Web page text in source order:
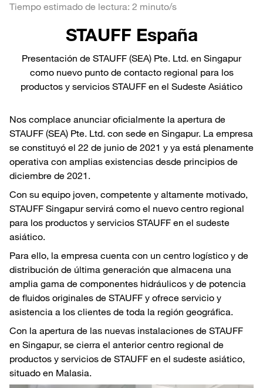
Tiempo estimado de lectura: 2 minuto/s
STAUFF España
Presentación de STAUFF (SEA) Pte. Ltd. en Singapur
como nuevo punto de contacto regional para los
productos y servicios STAUFF en el Sudeste Asiático
Nos complace anunciar oficialmente la apertura de
STAUFF (SEA) Pte. Ltd. con sede en Singapur. La empresa
se constituyó el 22 de junio de 2021 y ya está plenamente
operativa con amplias existencias desde principios de
diciembre de 2021.
Con su equipo joven, competente y altamente motivado,
STAUFF Singapur servirá como el nuevo centro regional
para los productos y servicios STAUFF en el sudeste
asiático.
Para ello, la empresa cuenta con un centro logístico y de
distribución de última generación que almacena una
amplia gama de componentes hidráulicos y de potencia
de fluidos originales de STAUFF y ofrece servicio y
asistencia a los clientes de toda la región geográfica.
Con la apertura de las nuevas instalaciones de STAUFF
en Singapur, se cierra el anterior centro regional de
productos y servicios de STAUFF en el sudeste asiático,
situado en Malasia.